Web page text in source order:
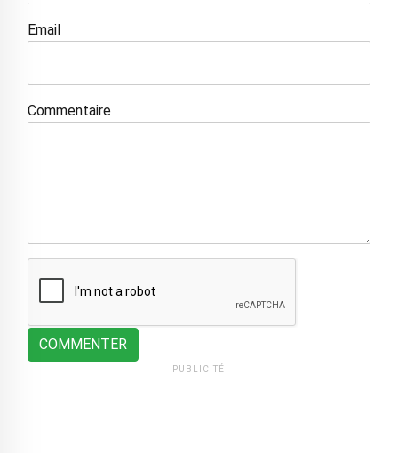
Email
Commentaire
COMMENTER
PUBLICITÉ